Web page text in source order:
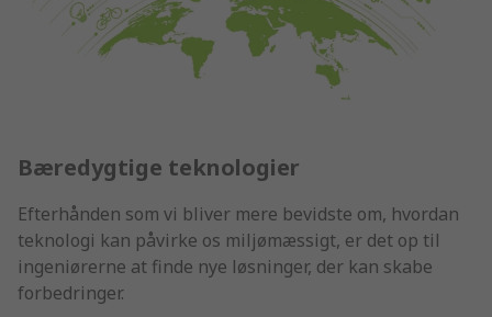
Bæredygtige teknologier
Efterhånden som vi bliver mere bevidste om, hvordan
teknologi kan påvirke os miljømæssigt, er det op til
ingeniørerne at finde nye løsninger, der kan skabe
forbedringer.